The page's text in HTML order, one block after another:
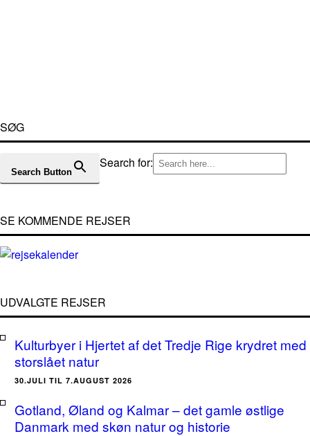
SØG
Search for:
Search Button
SE KOMMENDE REJSER
UDVALGTE REJSER
Kulturbyer i Hjertet af det Tredje Rige krydret med
storslået natur
30.JULI TIL 7.AUGUST 2026
Gotland, Øland og Kalmar – det gamle østlige
Danmark med skøn natur og historie